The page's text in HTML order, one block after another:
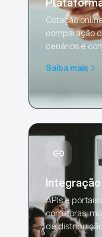
Cotação
comparação
cenários e
Saiba mais
APIs e
corretoras,
de